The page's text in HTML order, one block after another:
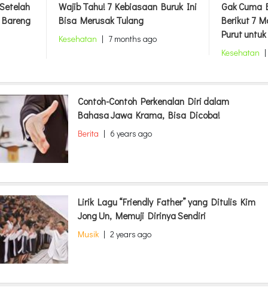
Wajib Tahu! 7 Kebiasaan Buruk Ini
Bisa Merusak Tulang
Kesehatan | 7 months ago
Gak Cuma
Berikut 7
Purut
Kesehatan |
Contoh-Contoh Perkenalan Diri dalam
Bahasa Jawa Krama, Bisa Dicoba!
Berita | 6 years ago
Lirik Lagu “Friendly Father” yang Ditulis Kim
Jong Un, Memuji Dirinya Sendiri
Musik | 2 years ago